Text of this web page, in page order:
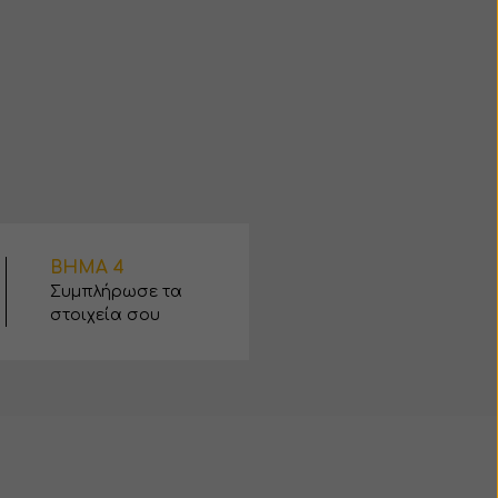
ΒΗΜΑ 4
Συμπλήρωσε τα
στοιχεία σου